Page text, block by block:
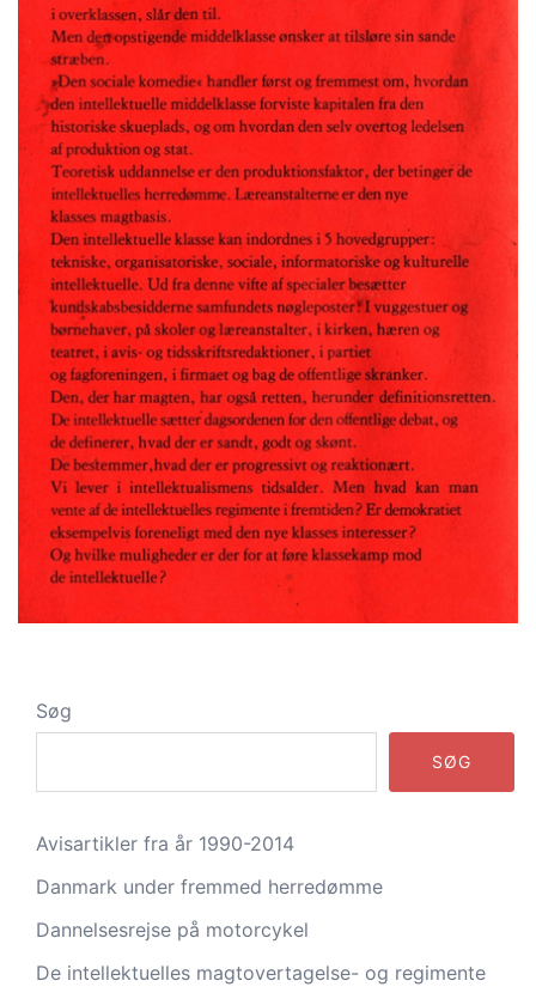
Søg
SØG
Avisartikler fra år 1990-2014
Danmark under fremmed herredømme
Dannelsesrejse på motorcykel
De intellektuelles magtovertagelse- og regimente